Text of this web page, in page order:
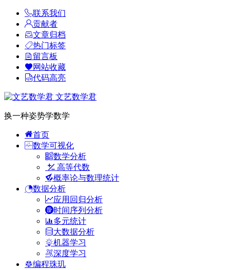
联系我们
贡献者
文章归档
热门标签
留言板
网站收藏
代码高亮
文艺数学君
换一种姿势学数学
首页
数学可视化
数学分析
高等代数
概率论与数理统计
数据分析
应用回归分析
时间序列分析
多元统计
大数据分析
机器学习
深度学习
编程珠玑